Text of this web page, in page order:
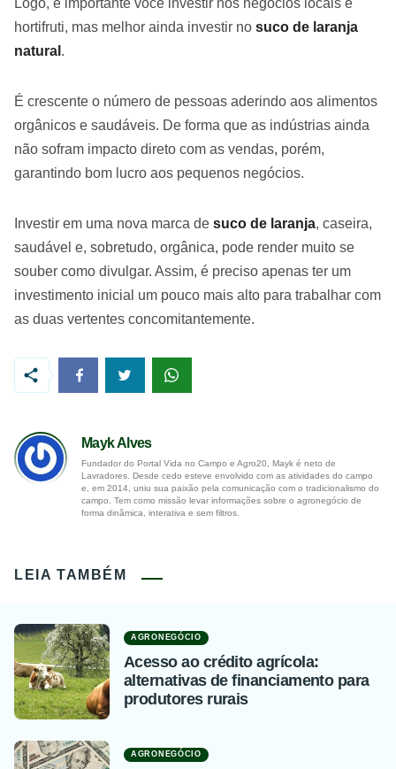
Logo, é importante você investir nos negócios locais e
hortifruti, mas melhor ainda investir no suco de laranja
natural .
É crescente o número de pessoas aderindo aos alimentos
orgânicos e saudáveis. De forma que as indústrias ainda
não sofram impacto direto com as vendas, porém,
garantindo bom lucro aos pequenos negócios.
Investir em uma nova marca de suco de laranja, caseira,
saudável e, sobretudo, orgânica, pode render muito se
souber como divulgar. Assim, é preciso apenas ter um
investimento inicial um pouco mais alto para trabalhar com
as duas vertentes concomitantemente.
Mayk Alves
Fundador do Portal Vida no Campo e Agro20, Mayk é neto de
Lavradores. Desde cedo esteve envolvido com as atividades do campo
e, em 2014, uniu sua paixão pela comunicação com o tradicionalismo do
campo. Tem como missão levar informações sobre o agronegócio de
forma dinâmica, interativa e sem filtros.
LEIA TAMBÉM
AGRONEGÓCIO
Acesso ao crédito agrícola:
alternativas de financiamento para
produtores rurais
AGRONEGÓCIO